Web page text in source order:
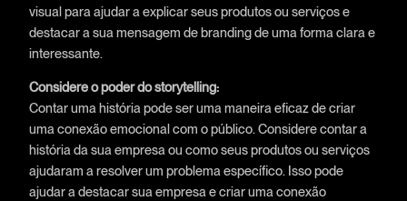
visual para ajudar a explicar seus produtos ou serviços e
destacar a sua mensagem de branding de uma forma clara e
interessante.
Considere o poder do storytelling:
Contar uma história pode ser uma maneira eficaz de criar
uma conexão emocional com o público. Considere contar a
história da sua empresa ou como seus produtos ou serviços
ajudaram a resolver um problema específico. Isso pode
ajudar a destacar sua empresa e criar uma conexão